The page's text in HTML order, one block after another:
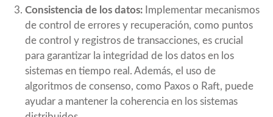
Consistencia de los datos: Implementar mecanismos
de control de errores y recuperación, como puntos
de control y registros de transacciones, es crucial
para garantizar la integridad de los datos en los
sistemas en tiempo real. Además, el uso de
algoritmos de consenso, como Paxos o Raft, puede
ayudar a mantener la coherencia en los sistemas